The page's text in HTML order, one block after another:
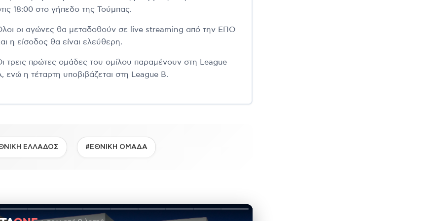
18:00 στο γήπεδο της Τούμπας.
οι αγώνες θα μεταδοθούν σε live streaming από την ΕΠΟ
η είσοδος θα είναι ελεύθερη.
τρεις πρώτες ομάδες του ομίλου παραμένουν στη League
ενώ η τέταρτη υποβιβάζεται στη League B.
ΕΛΛΑΔΟΣ #ΕΘΝΙΚΗ ΟΜΑΔΑ